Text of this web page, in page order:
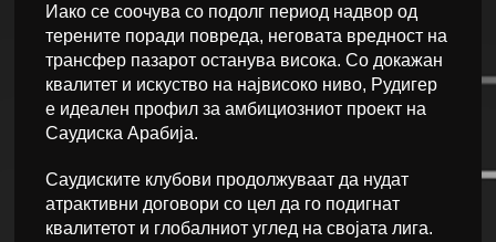
Иако се соочува со подолг период надвор од
терените поради повреда, неговата вредност на
трансфер пазарот останува висока. Со докажан
квалитет и искуство на највисоко ниво, Рудигер
е идеален профил за амбициозниот проект на
Саудиска Арабија.
Саудиските клубови продолжуваат да нудат
атрактивни договори со цел да го подигнат
квалитетот и глобалниот углед на својата лига.